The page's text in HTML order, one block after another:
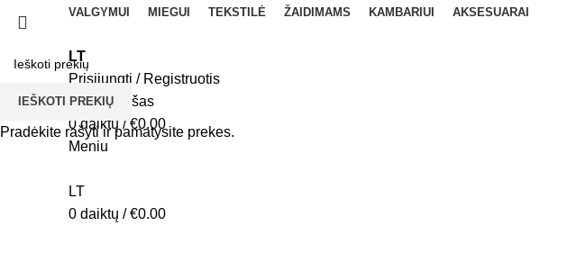
VALGYMUI MIEGUI TEKSTILĖ ŽAIDIMAMS KAMBARIUI AKSESUARAI
LT
Prisijungti / Registruotis
Norų sąrašas
0daiktų / €0.00
Meniu
LT
0 daiktų / €0.00
IEŠKOTI PREKIŲ
Pradėkite rašyti ir pamatysite prekes.